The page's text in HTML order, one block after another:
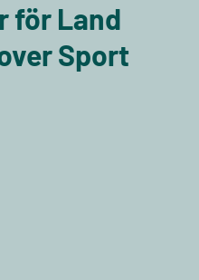
för Land
Sport